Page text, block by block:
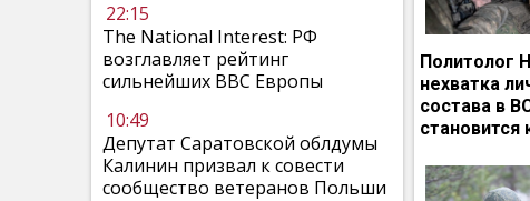
22:15
The National Interest: РФ
возглавляет рейтинг
сильнейших ВВС Европы
10:49
Депутат Саратовской облдумы
Калинин призвал к совести
сообщество ветеранов Польши
Политолог
нехватка
состава в
становится